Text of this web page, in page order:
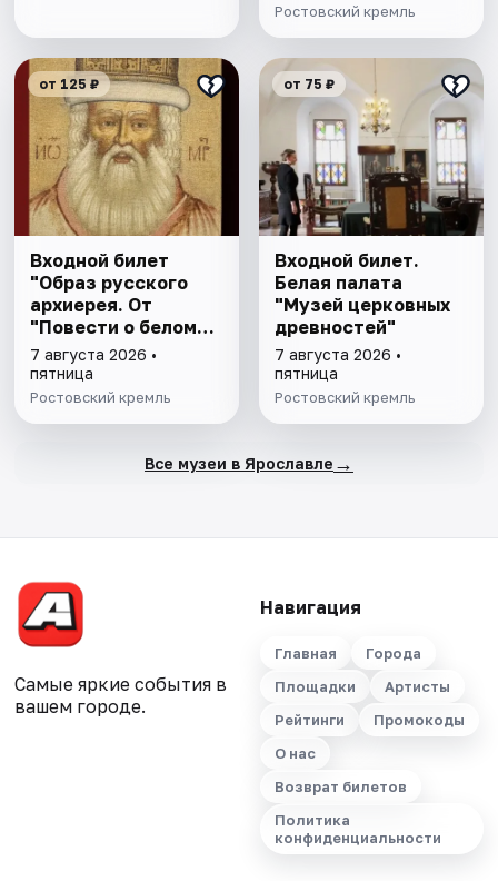
Ростовский кремль
от 125 ₽
Входной билет
"Образ русского
архиерея. От
"Повести о белом
клобуке" до
восстановления
патриаршества"
7 августа 2026 •
пятница
Ростовский кремль
от 75 ₽
Входной билет.
Белая палата
"Музей церковных
древностей"
7 августа 2026 •
пятница
Ростовский кремль
Все музеи в Ярославле →
Самые яркие события в
вашем городе.
Навигация
Главная
Города
Площадки
Артисты
Рейтинги
Промокоды
О нас
Возврат билетов
Политика
конфиденциальности